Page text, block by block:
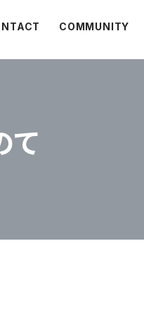
COMMUNITY
て